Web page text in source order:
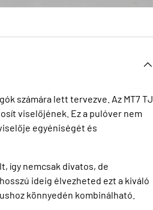
számára lett tervezve. Az MT7 TJ
viselőjének. Ez a pulóver nem
egyéniségét és
így nemcsak divatos, de
ideig élvezheted ezt a kiváló
könnyedén kombinálható.